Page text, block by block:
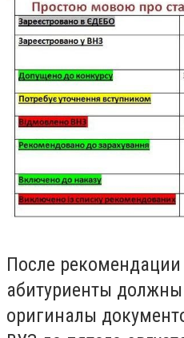
После
абитуриенты должны
оригиналы